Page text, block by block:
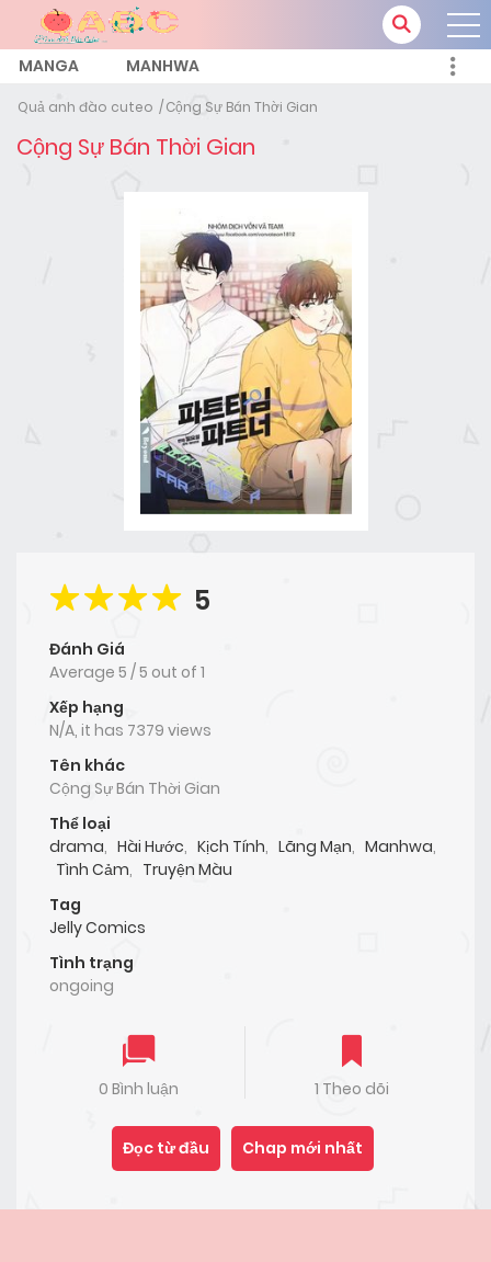
MANGA MANHWA
Quả anh đào cuteo Cộng Sự Bán Thời Gian
Cộng Sự Bán Thời Gian
5
Đánh Giá
Average 5 /5 out of 1
Xếp hạng
N/A, it has 7379 views
Tên khác
Cộng Sự Bán Thời Gian
Thể loại
drama, Hài Hước, Kịch Tính, Lãng Mạn, Manhwa,
Tình Cảm, Truyện Màu
Tag
Jelly Comics
Tình trạng
ongoing
0 Bình luận 1 Theo dõi
Đọc từ đầu Chap mới nhất